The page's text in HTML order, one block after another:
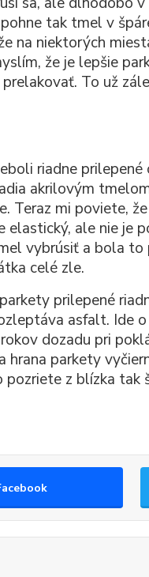
tak tmel v
na niektorých
že je lepšie
To už
riadne
akrilovým
Teraz mi poviete,
ale nie je
vybrúsiť a bola
celé zle.
prilepené
asfalt. Ide o
dozadu pri
hrana parkety
z blízka tak